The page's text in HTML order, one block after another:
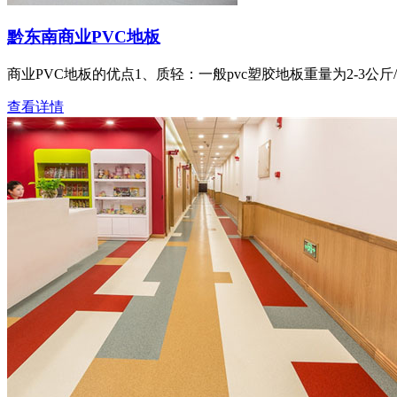
黔东南商业PVC地板
商业PVC地板的优点1、质轻：一般pvc塑胶地板重量为2-3公斤
查看详情